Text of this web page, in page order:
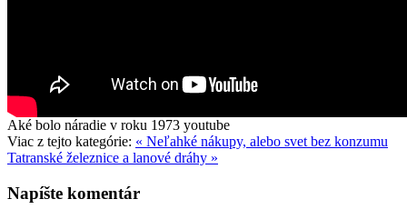
Aké bolo náradie v roku 1973 youtube
Viac z tejto kategórie: « Neľahké nákupy, alebo svet bez konzumu
Tatranské železnice a lanové dráhy »
Napíšte komentár